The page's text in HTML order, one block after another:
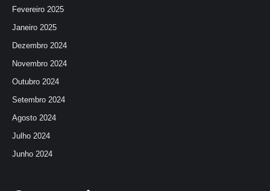
Fevereiro 2025
Janeiro 2025
Dezembro 2024
Novembro 2024
Outubro 2024
Setembro 2024
Agosto 2024
Julho 2024
Junho 2024